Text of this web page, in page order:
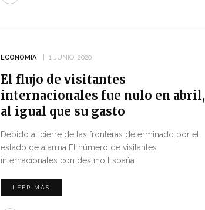
ECONOMIA 1 JUNIO, 2020
El flujo de visitantes
internacionales fue nulo en abril,
al igual que su gasto
Debido al cierre de las fronteras determinado por el
estado de alarma El número de visitantes
internacionales con destino España
LEER MÁS